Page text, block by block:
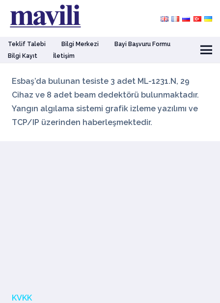
Teklif Talebi Bilgi Merkezi
Bayi Başvuru Formu
Bilgi Kayıt
İletişim
Esbaş’da bulunan tesiste 3 adet ML-1231.N, 29
Cihaz ve 8 adet beam dedektörü bulunmaktadır.
Yangın algılama sistemi grafik izleme yazılımı ve
TCP/IP üzerinden haberleşmektedir.
KVKK